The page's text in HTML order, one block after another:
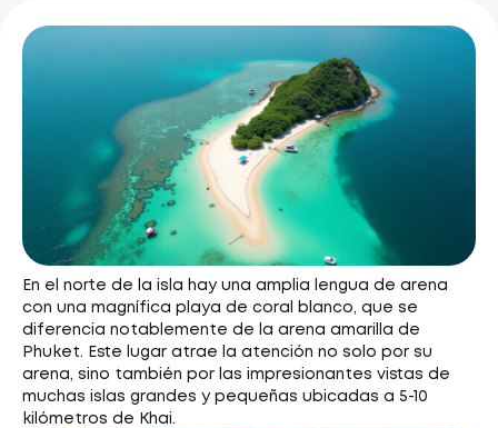
En el norte de la isla hay una amplia lengua de arena
con una magnífica playa de coral blanco, que se
diferencia notablemente de la arena amarilla de
Phuket. Este lugar atrae la atención no solo por su
arena, sino también por las impresionantes vistas de
muchas islas grandes y pequeñas ubicadas a 5-10
kilómetros de Khai.